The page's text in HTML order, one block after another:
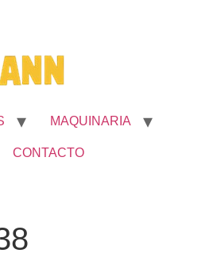
MAQUINARIA
CONTACTO